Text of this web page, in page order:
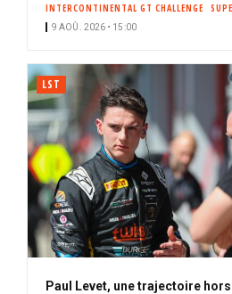
INTERCONTINENTAL GT CHALLENGE
9 AOÛ. 2026 • 15:00
LST
Paul Levet, une trajectoire